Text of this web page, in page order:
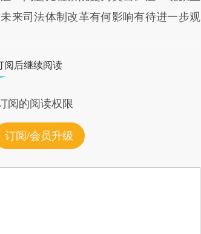
来司法体制改革有何影响有待进一步观
阅后继续阅读
阅的阅读权限
订阅/会员升级